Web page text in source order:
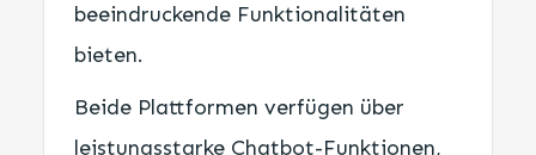
beeindruckende Funktionalitäten
bieten.
Beide Plattformen verfügen über
leistungsstarke Chatbot-Funktionen,